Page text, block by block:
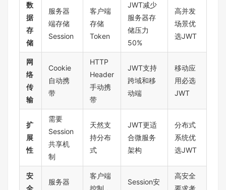
数
据
存
储
服务器
端存储
Session
客户端
存储
Token
JWT减少
服务器存
储压力
50%
高并发
场景优
选JWT
网
络
传
输
Cookie
自动携
带
HTTP
Header
手动携
带
JWT支持
跨域和移
动端
移动应
用必选
JWT
扩
展
性
需要
Session
共享机
制
天然支
持分布
式
JWT更适
合微服务
架构
分布式
系统优
选JWT
安
全
服务器
客户端
控制，
Session安
高安全
要求考